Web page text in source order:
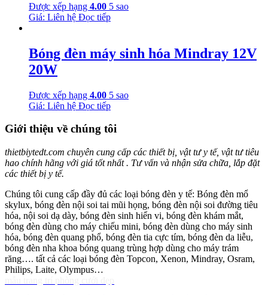
Được xếp hạng 4.00 5 sao
Giá: Liên hệ Đọc tiếp
Bóng đèn máy sinh hóa Mindray 12V
20W
Được xếp hạng 4.00 5 sao
Giá: Liên hệ Đọc tiếp
Giới thiệu về chúng tôi
thietbiytedt.com chuyên cung cấp các thiết bị, vật tư y tế, vật tư tiêu
hao chính hãng với giá tốt nhất . Tư vấn và nhận sửa chữa, lắp đặt
các thiết bị y tế.
Chúng tôi cung cấp đầy đủ các loại bóng đèn y tế: Bóng đèn mổ
skylux, bóng đèn nội soi tai mũi họng, bóng đèn nội soi đường tiêu
hóa, nội soi dạ dày, bóng đèn sinh hiển vi, bóng đèn khám mắt,
bóng đèn dùng cho máy chiếu mini, bóng đèn dùng cho máy sinh
hóa, bóng đèn quang phổ, bóng đèn tia cực tím, bóng đèn da liễu,
bóng đèn nha khoa bóng quang trùng hợp dùng cho máy trám
răng…. tất cả các loại bóng đèn Topcon, Xenon, Mindray, Osram,
Philips, Laite, Olympus…